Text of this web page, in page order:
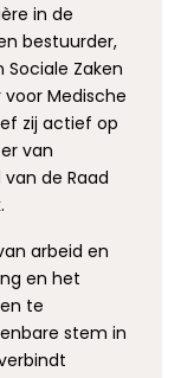
in de
bestuurder,
Zaken
Medische
zij actief op
van
de Raad
arbeid en
en het
te
stem in